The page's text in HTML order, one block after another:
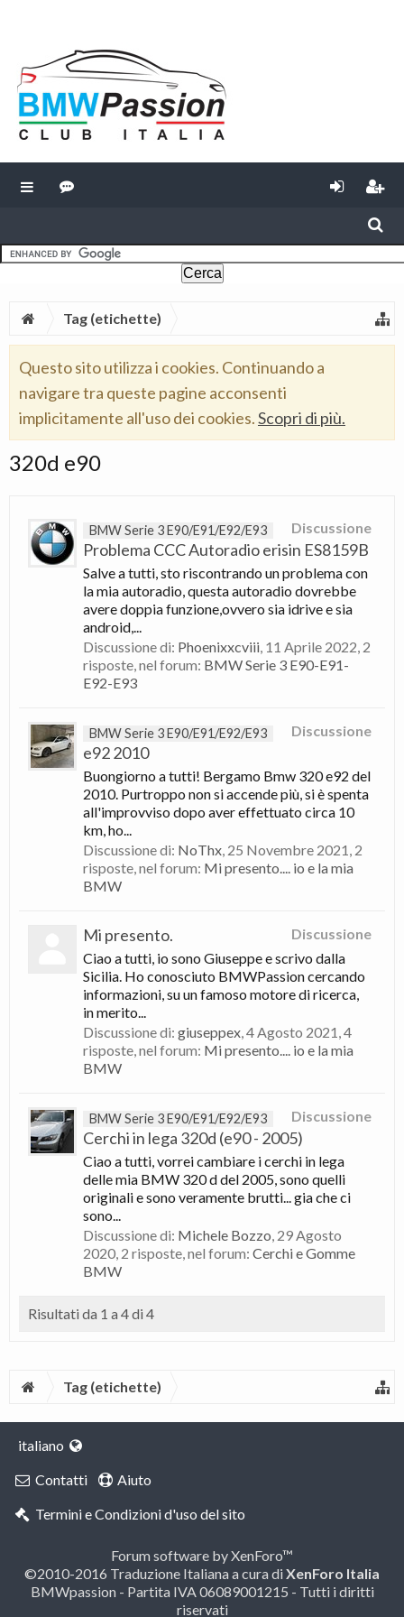
Tag (etichette)
Questo sito utilizza i cookies. Continuando a
navigare tra queste pagine acconsenti
implicitamente all'uso dei cookies.Scopri di più.
320d e90
Discussione
BMW Serie 3 E90/E91/E92/E93
Problema CCC Autoradio erisin ES8159B
Salve a tutti, sto riscontrando un problema con
la mia autoradio, questa autoradio dovrebbe
avere doppia funzione,ovvero sia idrive e sia
android,...
Discussione di: Phoenixxcviii, 11 Aprile 2022, 2
risposte, nel forum: BMW Serie 3 E90-E91-
E92-E93
Discussione
BMW Serie 3 E90/E91/E92/E93
e92 2010
Buongiorno a tutti! Bergamo Bmw 320 e92 del
2010. Purtroppo non si accende più, si è spenta
all'improvviso dopo aver effettuato circa 10
km, ho...
Discussione di: NoThx, 25 Novembre 2021, 2
risposte, nel forum: Mi presento.... io e la mia
BMW
Discussione
Mi presento.
Ciao a tutti, io sono Giuseppe e scrivo dalla
Sicilia. Ho conosciuto BMWPassion cercando
informazioni, su un famoso motore di ricerca,
in merito...
Discussione di: giuseppex,4 Agosto 2021, 4
risposte, nel forum: Mi presento.... io e la mia
BMW
Discussione
BMW Serie 3 E90/E91/E92/E93
Cerchi in lega 320d (e90 - 2005)
Ciao a tutti, vorrei cambiare i cerchi in lega
delle mia BMW 320 d del 2005, sono quelli
originali e sono veramente brutti... gia che ci
sono...
Discussione di: Michele Bozzo, 29 Agosto
2020, 2 risposte, nel forum: Cerchi e Gomme
BMW
Risultati da 1 a 4 di 4
Tag (etichette)
italiano
Contatti
Aiuto
Termini e Condizioni d'uso del sito
Forum software by XenForo™
©2010-2016 Traduzione Italiana a cura diXenForo Italia
BMWpassion - Partita IVA 06089001215 - Tutti i diritti
riservati